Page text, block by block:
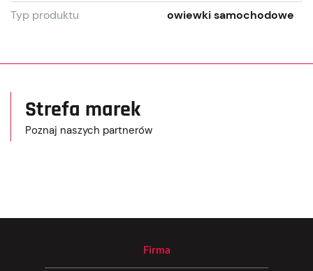
Typ produktu
owiewki samochodowe
Strefa marek
Poznaj naszych partnerów
Firma